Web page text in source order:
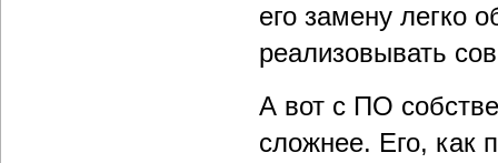
его замену легко
реализовывать
А вот с ПО
сложнее. Его, как